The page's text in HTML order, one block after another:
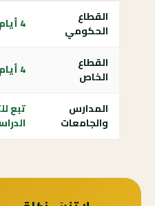
القطاع
الحكومي
4 أيام
القطاع
الخاص
4 أيام
المدارس
والجامعات
تبع